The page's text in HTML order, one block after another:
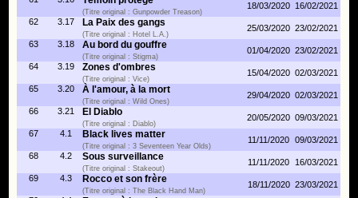
(Titre original : Gunpowder Treason)
18/03/2020 16/02/2021
62
3.17 La Paix des gangs
(Titre original : Hotel L.A.)
25/03/2020 23/02/2021
63
3.18 Au bord du gouffre
(Titre original : Stigma)
01/04/2020 23/02/2021
64
3.19 Zones d'ombres
(Titre original : Vice)
15/04/2020 02/03/2021
65
3.20 À l'amour, à la mort
(Titre original : Wild Ones)
29/04/2020 02/03/2021
66
3.21 El Diablo
(Titre original : Diablo)
20/05/2020 09/03/2021
67
4.1 Black lives matter
(Titre original : 3 Seventeen Year Olds)
11/11/2020
09/03/2021
68
4.2 Sous surveillance
(Titre original : Stakeout)
11/11/2020
16/03/2021
69
4.3 Rocco et son frère
(Titre original : The Black Hand Man)
18/11/2020 23/03/2021